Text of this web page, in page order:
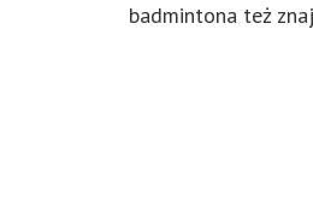
badmintona też